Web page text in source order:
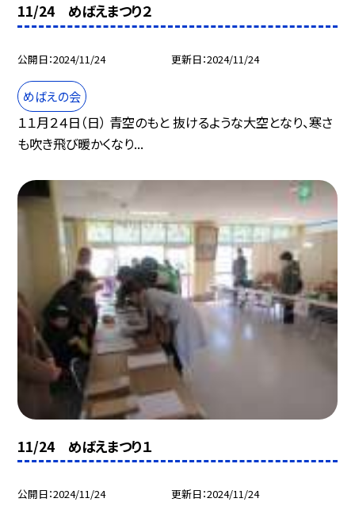
11/24 めばえまつり２
公開日 2024/11/24 更新日 2024/11/24
めばえの会
１１月２４日（日） 青空のもと 抜けるような大空となり、寒さ
も吹き飛び暖かくなり...
11/24 めばえまつり１
公開日 2024/11/24 更新日 2024/11/24